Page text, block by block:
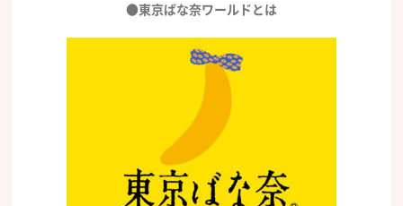
●東京ばな奈ワールドとは